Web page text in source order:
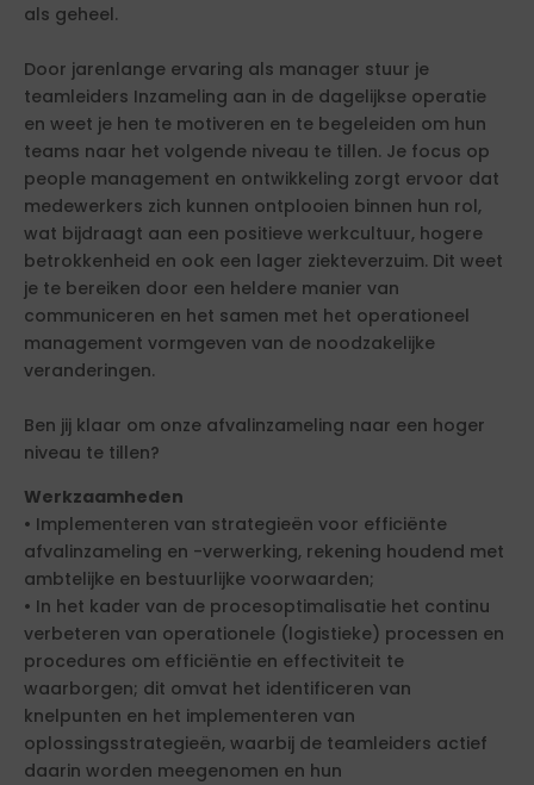
als geheel.
Door jarenlange ervaring als manager stuur je
teamleiders Inzameling aan in de dagelijkse operatie
en weet je hen te motiveren en te begeleiden om hun
teams naar het volgende niveau te tillen. Je focus op
people management en ontwikkeling zorgt ervoor dat
medewerkers zich kunnen ontplooien binnen hun rol,
wat bijdraagt aan een positieve werkcultuur, hogere
betrokkenheid en ook een lager ziekteverzuim. Dit weet
je te bereiken door een heldere manier van
communiceren en het samen met het operationeel
management vormgeven van de noodzakelijke
veranderingen.
Ben jij klaar om onze afvalinzameling naar een hoger
niveau te tillen?
Werkzaamheden
• Implementeren van strategieën voor efficiënte
afvalinzameling en -verwerking, rekening houdend met
ambtelijke en bestuurlijke voorwaarden;
• In het kader van de procesoptimalisatie het continu
verbeteren van operationele (logistieke) processen en
procedures om efficiëntie en effectiviteit te
waarborgen; dit omvat het identificeren van
knelpunten en het implementeren van
oplossingsstrategieën, waarbij de teamleiders actief
daarin worden meegenomen en hun